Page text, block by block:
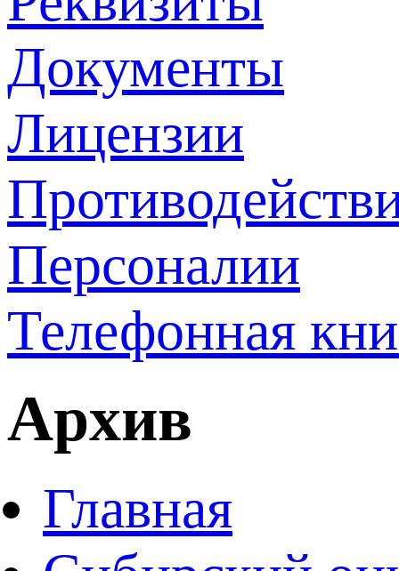
Документы
Лицензии
Персоналии
Телефонная
Архив
Главная